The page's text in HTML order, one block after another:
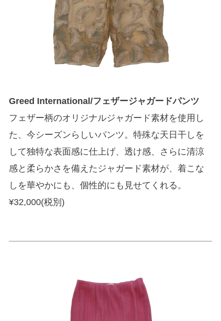
Greed International/フェザージャガードパンツ
フェザー柄のオリジナルジャガード素材を使用し
た、今シーズンらしいパンツ。特殊な天日干しを
して独特な表面感に仕上げ、透け感、さらに清涼
感と柔らかさを備えたジャガード素材が、着こな
しを華やかにも、個性的にも見せてくれる。
¥32,000(税別)